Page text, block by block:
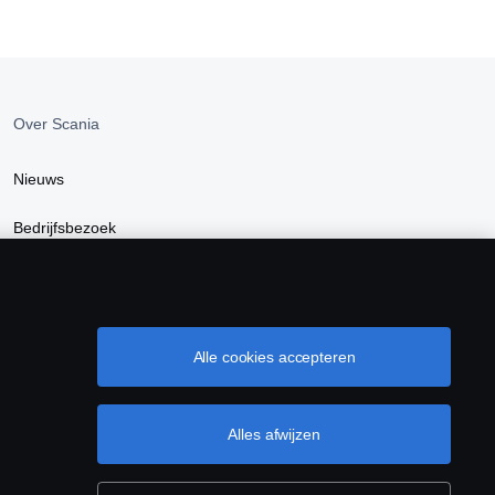
Over Scania
Nieuws
Bedrijfsbezoek
Alles afwijzen
Alle cookies accepteren